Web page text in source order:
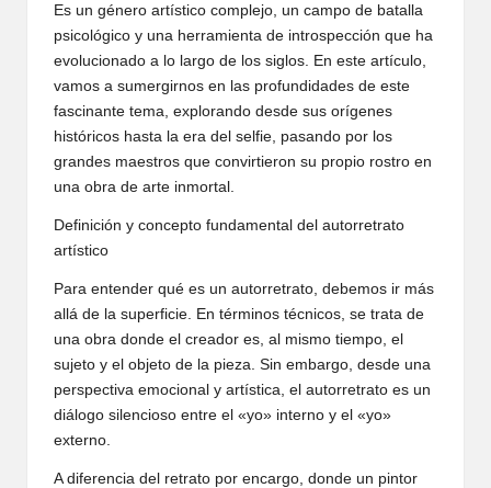
Es un género artístico complejo, un campo de batalla
psicológico y una herramienta de introspección que ha
evolucionado a lo largo de los siglos. En este artículo,
vamos a sumergirnos en las profundidades de este
fascinante tema, explorando desde sus orígenes
históricos hasta la era del selfie, pasando por los
grandes maestros que convirtieron su propio rostro en
una obra de arte inmortal.
Definición y concepto fundamental del autorretrato
artístico
Para entender qué es un autorretrato, debemos ir más
allá de la superficie. En términos técnicos, se trata de
una obra donde el creador es, al mismo tiempo, el
sujeto y el objeto de la pieza. Sin embargo, desde una
perspectiva emocional y artística, el autorretrato es un
diálogo silencioso entre el «yo» interno y el «yo»
externo.
A diferencia del retrato por encargo, donde un pintor